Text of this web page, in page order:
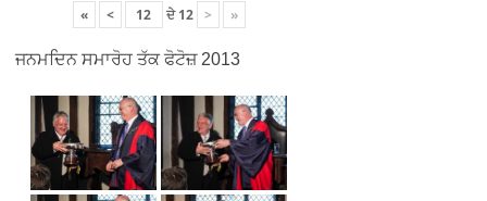
« < ਦੇ12 > »
ਜਨਮਦਿਨ ਸਮਾਰੋਹ ਤੱਕ ਫੋਟੋਜ਼ 2013